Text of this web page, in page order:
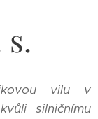
vilu v
silničnímu